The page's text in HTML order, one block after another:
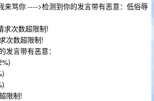
来骂你 ---->检测到你的发言带有恶意：低俗辱
求次数超限制!
次数超限制!
发言带有恶意：
限制!